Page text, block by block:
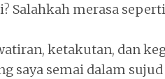
Salahkah merasa
ketakutan, dan
saya semai dalam